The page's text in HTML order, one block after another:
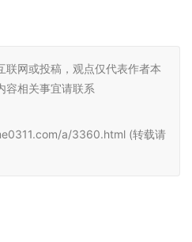
联网或投稿，观点仅代表作者本
容相关事宜请联系
a/3360.html (转载请